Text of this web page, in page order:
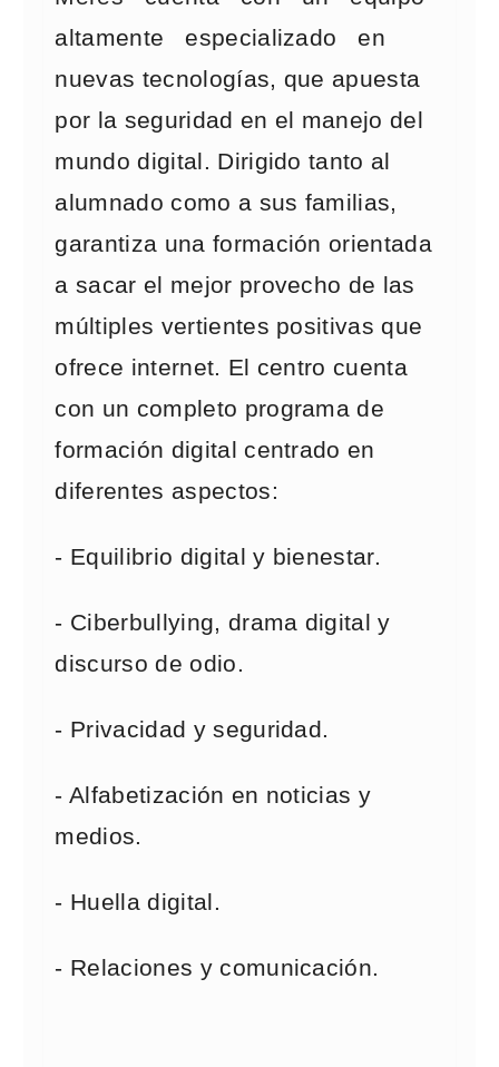
altamente especializado en
nuevas tecnologías, que apuesta
por la seguridad en el manejo del
mundo digital. Dirigido tanto al
alumnado como a sus familias,
garantiza una formación orientada
a sacar el mejor provecho de las
múltiples vertientes positivas que
ofrece internet. El centro cuenta
con un completo programa de
formación digital centrado en
diferentes aspectos:
- Equilibrio digital y bienestar.
- Ciberbullying, drama digital y
discurso de odio.
- Privacidad y seguridad.
- Alfabetización en noticias y
medios.
- Huella digital.
- Relaciones y comunicación.